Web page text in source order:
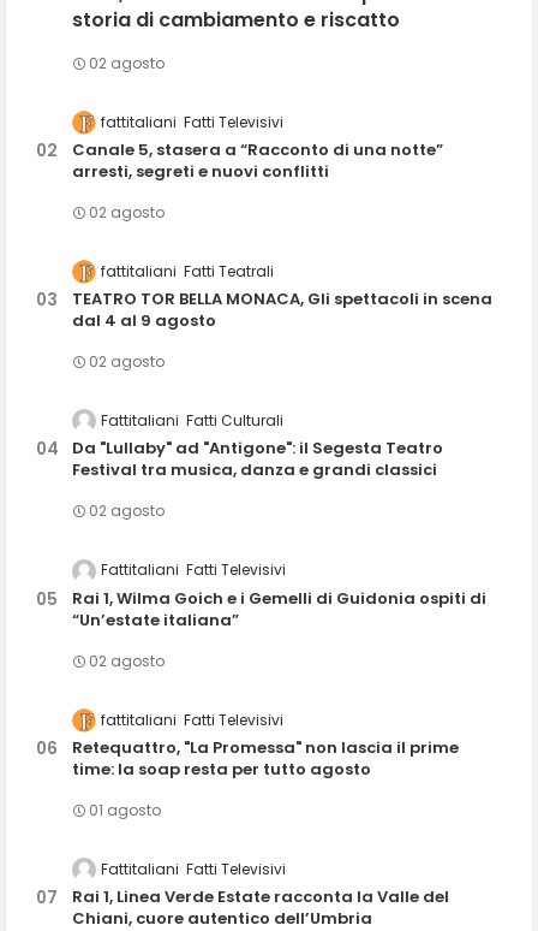
storia di cambiamento e riscatto
02 agosto
fattitaliani Fatti Televisivi
Canale 5, stasera a “Racconto di una notte”
arresti, segreti e nuovi conflitti
02 agosto
fattitaliani Fatti Teatrali
TEATRO TOR BELLA MONACA, Gli spettacoli in scena
dal 4 al 9 agosto
02 agosto
Fattitaliani Fatti Culturali
Da "Lullaby" ad "Antigone": il Segesta Teatro
Festival tra musica, danza e grandi classici
02 agosto
Fattitaliani Fatti Televisivi
Rai 1, Wilma Goich e i Gemelli di Guidonia ospiti di
“Un’estate italiana”
02 agosto
fattitaliani Fatti Televisivi
Retequattro, "La Promessa" non lascia il prime
time: la soap resta per tutto agosto
01 agosto
Fattitaliani Fatti Televisivi
Rai 1, Linea Verde Estate racconta la Valle del
Chiani, cuore autentico dell’Umbria